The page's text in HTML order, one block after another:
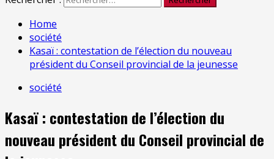
Home
société
Kasaï : contestation de l’élection du nouveau
président du Conseil provincial de la jeunesse
société
Kasaï : contestation de l’élection du
nouveau président du Conseil provincial de